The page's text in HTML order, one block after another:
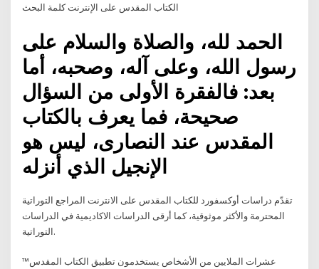
الكتاب المقدس على الإنترنت كلمة البحث
الحمد لله، والصلاة والسلام على
رسول الله، وعلى آله، وصحبه، أما
بعد: فالفقرة الأولى من السؤال
صحيحة، فما يعرف بالكتاب
المقدس عند النصارى، ليس هو
تقدّم دراسات أوكسفورد للكتاب المقدس على الانترنت المراجع التوراتية
المحترمة والأكثر موثوقية، كما أرقى الدراسات الاكاديمية في الدراسات
التوراتية.
عشرات الملايين من الأشخاص يستخدمون تطبيق الكتاب المقدس™